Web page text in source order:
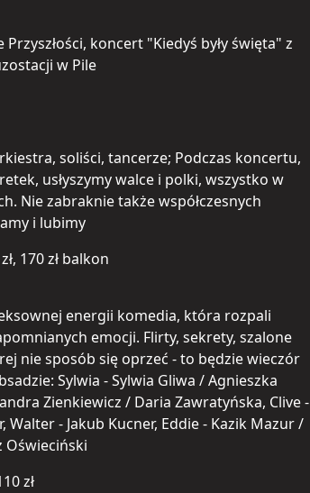
Przyszłości, koncert "Kiedyś były święta" z
w Pile
soliści, tancerze; Podczas koncertu,
usłyszymy walce i polki, wszystko w
Nie zabraknie także współczesnych
i lubimy
170 zł balkon
energii komedia, która rozpali
emocji. Flirty, sekrety, szalone
nie sposób się oprzeć - to będzie wieczór
Sylwia - Sylwia Gliwa / Agnieszka
Zienkiewicz / Daria Zawratyńska, Clive -
Walter - Jakub Kucner, Eddie - Kazik Mazur /
Oświeciński
zł